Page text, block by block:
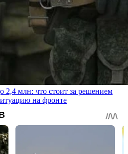
млн: что стоит за решением
на фронте